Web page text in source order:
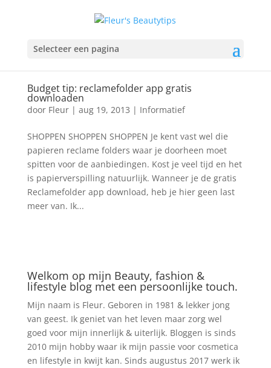
Selecteer een pagina
Budget tip: reclamefolder app gratis
downloaden
door Fleur| aug 19, 2013 | Informatief
SHOPPEN SHOPPEN SHOPPEN Je kent vast wel die
papieren reclame folders waar je doorheen moet
spitten voor de aanbiedingen. Kost je veel tijd en het
is papierverspilling natuurlijk. Wanneer je de gratis
Reclamefolder app download, heb je hier geen last
meer van. Ik...
Welkom op mijn Beauty, fashion &
lifestyle blog met een persoonlijke touch.
Mijn naam is Fleur. Geboren in 1981 & lekker jong
van geest. Ik geniet van het leven maar zorg wel
goed voor mijn innerlijk & uiterlijk. Bloggen is sinds
2010 mijn hobby waar ik mijn passie voor cosmetica
en lifestyle in kwijt kan. Sinds augustus 2017 werk ik